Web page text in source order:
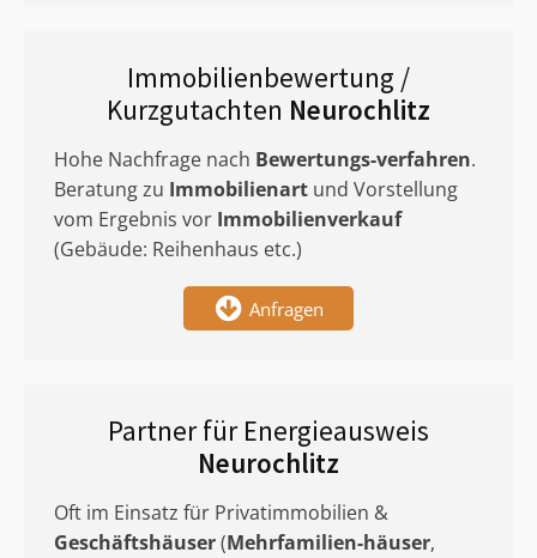
Immobilienbewertung /
Kurzgutachten Neurochlitz
Hohe Nachfrage nach Bewertungs-verfahren.
Beratung zu Immobilienart und Vorstellung
vom Ergebnis vor Immobilienverkauf
(Gebäude: Reihenhaus etc.)
Anfragen
Partner für Energieausweis
Neurochlitz
Oft im Einsatz für Privatimmobilien &
Geschäftshäuser(Mehrfamilien-häuser,